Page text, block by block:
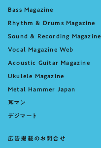
Bass Magazine
Rhythm & Drums Magazine
Sound & Recording Magazine
Vocal Magazine Web
Acoustic Guitar Magazine
Ukulele Magazine
Metal Hammer Japan
耳マン
デジマート
広告掲載のお問合せ